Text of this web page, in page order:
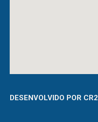
DESENVOLVIDO POR CR2